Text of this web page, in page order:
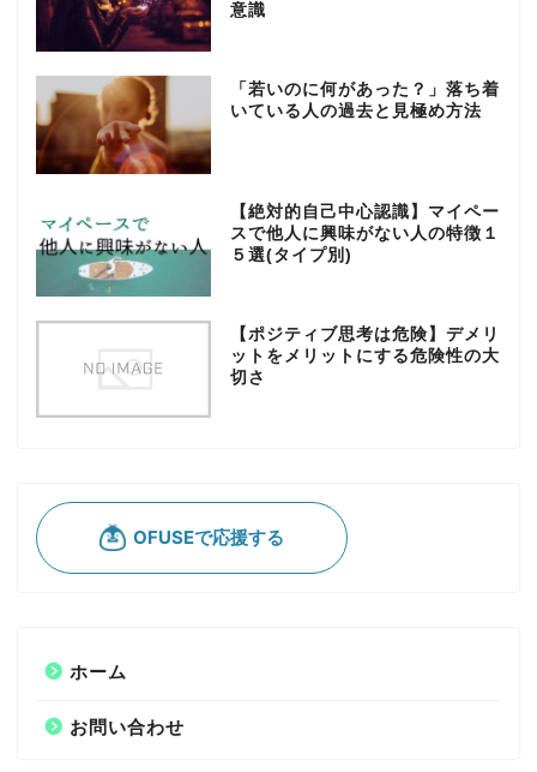
意識
「若いのに何があった？」落ち着
いている人の過去と見極め方法
【絶対的自己中心認識】マイペー
スで他人に興味がない人の特徴１
５選(タイプ別)
【ポジティブ思考は危険】デメリ
ットをメリットにする危険性の大
切さ
ホーム
お問い合わせ